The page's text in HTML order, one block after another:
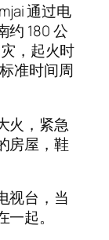
通过电
约 180 公
，起火时
准时间周
火，紧急
房屋，鞋
视台，当
起。